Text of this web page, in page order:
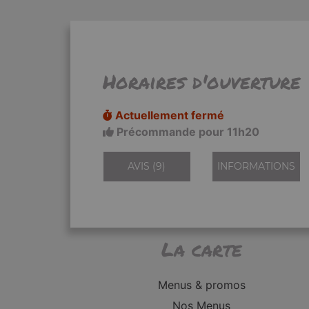
Horaires d'ouverture
Actuellement fermé
Précommande pour 11h20
AVIS (9) INFORMATIONS
La carte
Menus & promos
Nos Menus